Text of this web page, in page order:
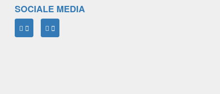
SOCIALE MEDIA